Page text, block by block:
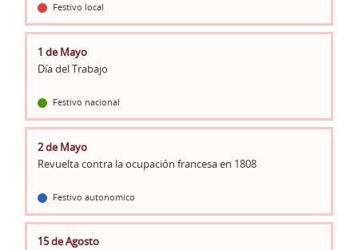
Festivo local
1 de Mayo
Día del Trabajo
Festivo nacional
2 de Mayo
Revuelta contra la ocupación francesa en 1808
Festivo autonomico
15 de Agosto